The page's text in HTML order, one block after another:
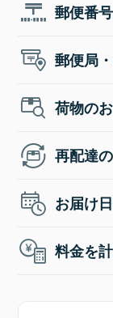
郵便番
郵便局
荷物の
再配達
お届け
料金を